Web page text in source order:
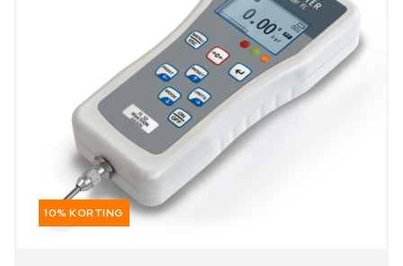
10% KORTING